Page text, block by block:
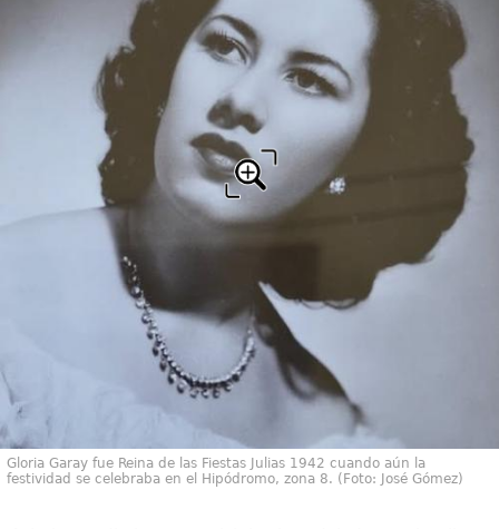
Gloria Garay fue Reina de las Fiestas Julias 1942 cuando aún la
festividad se celebraba en el Hipódromo, zona 8. (Foto: José Gómez)